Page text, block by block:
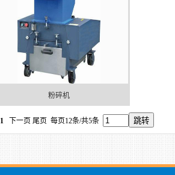
粉碎机
1下一页 尾页 每页12条/共5条